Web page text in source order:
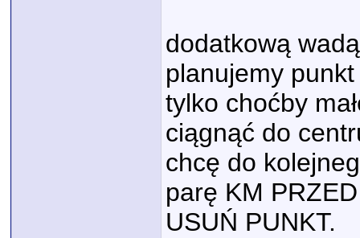
dodatkową
planujemy
tylko choćby
ciągnąć do
chcę do
parę KM
USUŃ PUNKT.